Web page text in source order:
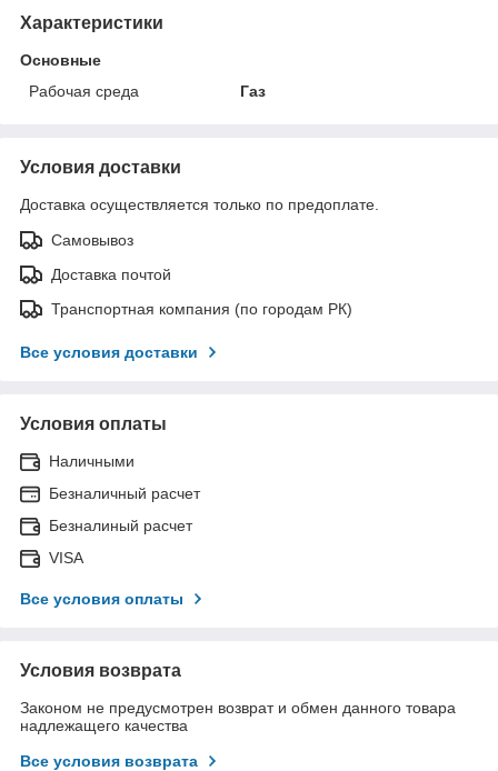
Характеристики
Основные
Рабочая среда
Газ
Условия доставки
Доставка осуществляется только по предоплате.
Самовывоз
Доставка почтой
Транспортная компания (по городам РК)
Все условия доставки
Условия оплаты
Наличными
Безналичный расчет
Безналиный расчет
VISA
Все условия оплаты
Условия возврата
Законом не предусмотрен возврат и обмен данного товара
надлежащего качества
Все условия возврата